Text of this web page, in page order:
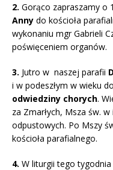
2. Gorąco zapraszamy o
Anny do kościoła
wykonaniu mgr Gabrieli
poświęceniem organów.
3. Jutro w naszej parafii
i w podeszłym w wieku
odwiedziny chorych.
za Zmarłych, Msza św.
odpustowych. Po Mszy
kościoła parafialnego.
4. W liturgii tego